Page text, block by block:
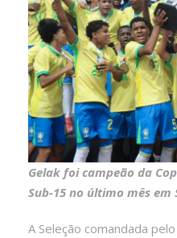
Gelak foi campeão da
Sub-15 no último mês em
A Seleção comandada